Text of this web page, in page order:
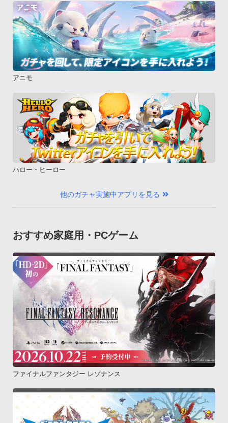
アニモ
ハロー・ヒーロー
他のガチャ実施中アプリを見る
おすすめ家庭用・PCゲーム
ファイナルファンタジー レゾナンス